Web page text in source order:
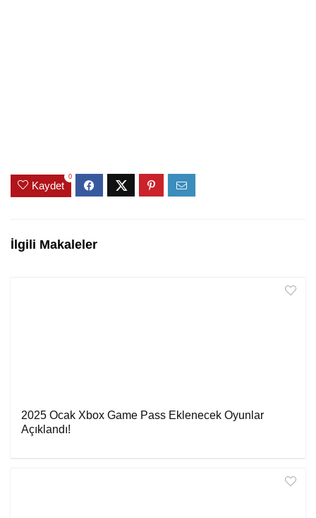
Kaydet
0
İlgili Makaleler
2025 Ocak Xbox Game Pass Eklenecek Oyunlar
Açıklandı!